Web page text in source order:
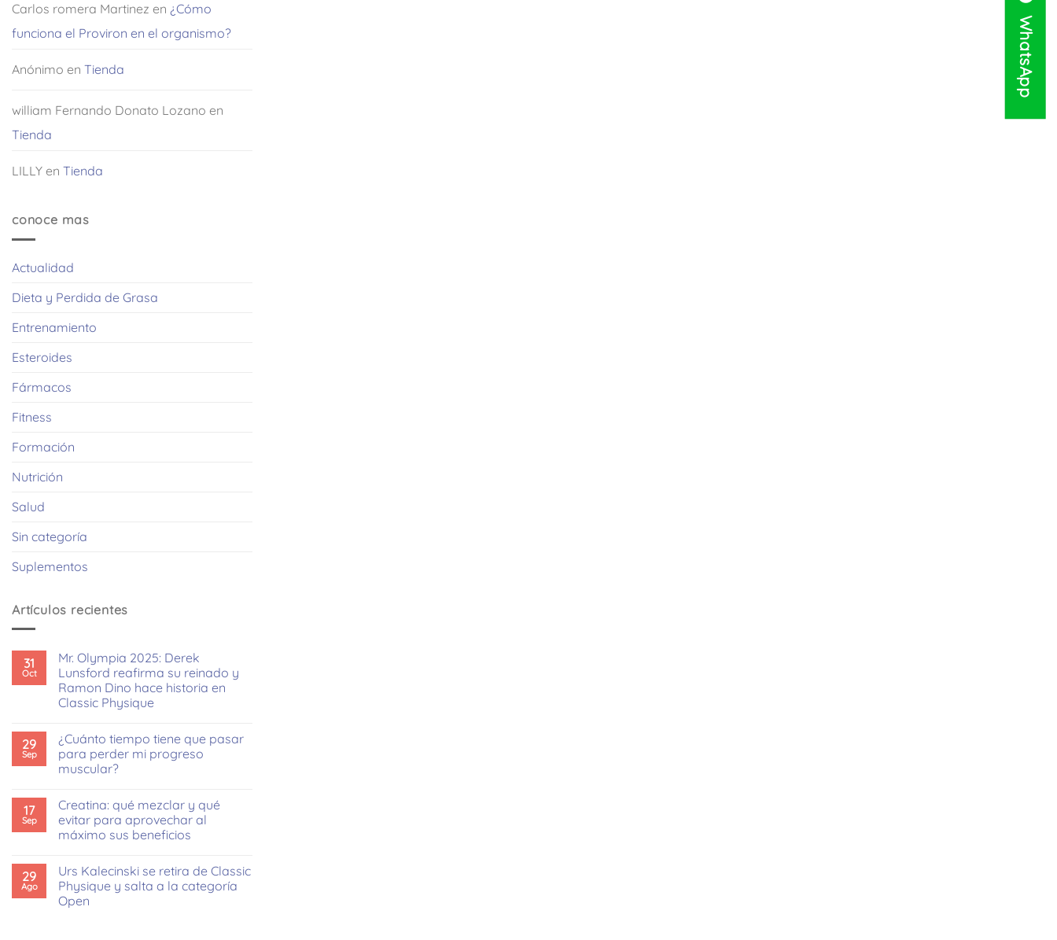
Carlos romera Martinez en ¿Cómo
funciona el Proviron en el organismo?
Anónimo en Tienda
william Fernando Donato Lozano en
Tienda
LILLY en Tienda
conoce mas
Actualidad
Dieta y Perdida de Grasa
Entrenamiento
Esteroides
Fármacos
Fitness
Formación
Nutrición
Salud
Sin categoría
Suplementos
Artículos recientes
31
Oct
Mr. Olympia 2025: Derek
Lunsford reafirma su reinado y
Ramon Dino hace historia en
Classic Physique
comentarios
en
Mr.
Olympia
Lunsford
reafirma
su
reinado
y
hace
historia
en
Classic
29
Sep
¿Cuánto tiempo tiene que pasar
para perder mi progreso
muscular?
comentarios
en
¿Cuánto
tiempo
pasar
para
perder
mi
progreso
17
Sep
Creatina: qué mezclar y qué
evitar para aprovechar al
máximo sus beneficios
comentarios
en
Creatina:
qué
29
Ago
Urs Kalecinski se retira de Classic
Physique y salta a la categoría
Open
WhatsApp